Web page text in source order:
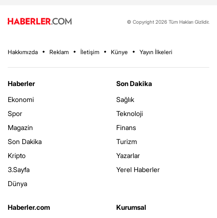
© Copyright 2026 Tüm Hakları Gizlidir.
Hakkımızda Reklam İletişim Künye Yayın İlkeleri
Haberler
Ekonomi
Spor
Magazin
Son Dakika
Kripto
3.Sayfa
Dünya
Son Dakika
Sağlık
Teknoloji
Finans
Turizm
Yazarlar
Yerel Haberler
Haberler.com
Kurumsal